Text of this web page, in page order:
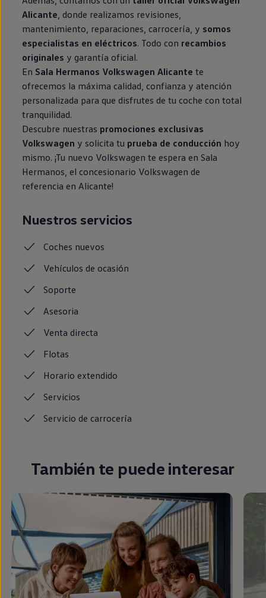
Alicante, donde realizamos revisiones,
mantenimiento, reparaciones, carrocería, y somos
especialistas en eléctricos. Todo con recambios
originales y garantía oficial.
En Sala Hermanos Volkswagen Alicante te
ofrecemos la máxima calidad, confianza y atención
personalizada para que disfrutes de tu coche con total
tranquilidad.
Descubre nuestras promociones exclusivas
Volkswagen y solicita tu prueba de conducción hoy
mismo. ¡Tu nuevo Volkswagen te espera en Sala
Hermanos, el concesionario Volkswagen de
referencia en Alicante!
Nuestros servicios
Coches nuevos
Vehículos de ocasión
Soporte
Asesoria
Ventadirecta
Flotas
Horario extendido
Servicios
Servicio de carrocería
También te puede interesar